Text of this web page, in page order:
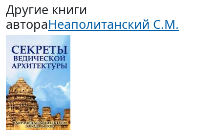
Другие книги
автораНеаполитанский С.М.